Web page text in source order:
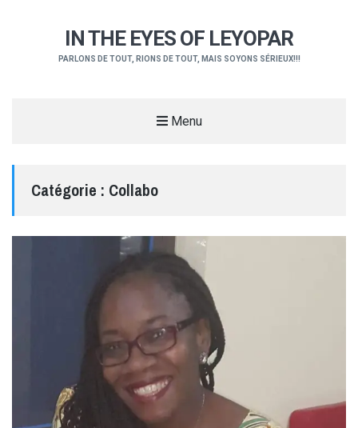
IN THE EYES OF LEYOPAR
PARLONS DE TOUT, RIONS DE TOUT, MAIS SOYONS SÉRIEUX!!!
Menu
Catégorie : Collabo